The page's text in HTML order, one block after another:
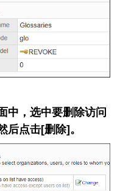
中，选中要删除访问
后点击[删除]。